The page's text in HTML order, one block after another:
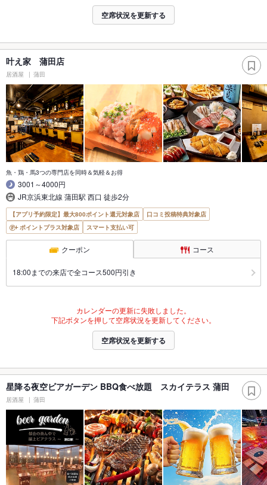
空席状況を更新する
叶え家 蒲田店
居酒屋 蒲田
魚・鶏・馬3つの専門店を同時＆気軽＆お得
3001～4000円
JR京浜東北線 蒲田駅 西口 徒歩2分
【アプリ予約限定】最大800ポイント還元対象店
口コミ投稿特典対象店
ポイントプラス対象店
スマート支払い可
クーポン コース
18:00までの来店で全コース500円引き
カレンダーの更新に失敗しました。
下記ボタンを押して空席状況を更新してください。
空席状況を更新する
星降る夜空ビアガーデン BBQ食べ放題 スカイテラス 蒲田
居酒屋 蒲田